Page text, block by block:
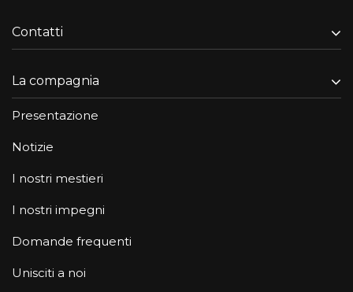
Contatti
La compagnia
Presentazione
Notizie
I nostri mestieri
I nostri impegni
Domande frequenti
Unisciti a noi